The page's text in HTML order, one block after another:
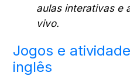
aulas interativas e
vivo.
Jogos e
inglês